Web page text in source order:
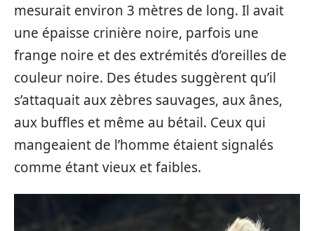
mesurait environ 3 mètres de long. Il avait
une épaisse crinière noire, parfois une
frange noire et des extrémités d’oreilles de
couleur noire. Des études suggèrent qu’il
s’attaquait aux zèbres sauvages, aux ânes,
aux buffles et même au bétail. Ceux qui
mangeaient de l’homme étaient signalés
comme étant vieux et faibles.